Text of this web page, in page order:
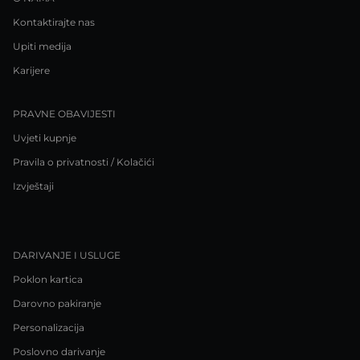
Kontaktirajte nas
Upiti medija
Karijere
PRAVNE OBAVIJESTI
Uvjeti kupnje
Pravila o privatnosti / Kolačići
Izvještaji
DARIVANJE I USLUGE
Poklon kartica
Darovno pakiranje
Personalizacija
Poslovno darivanje